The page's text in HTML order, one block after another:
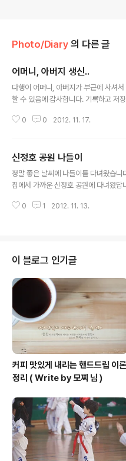
Photo/Diary 의 다른 글
어머니, 아버지 생신..
다행이 어머니, 아버지가 부근에 사셔서
할 수 있음에 감사합니다. 기록하고 저
다. 언젠간 더 없이 소중한 영상이 될것
0 0 2012. 11. 17.
신정호 공원 나들이
정말 좋은 날씨에 나들이를 다녀왔습니
집에서 가까운 신정호 공원에 다녀왔답
환이 되는 즐거운 시간이었습니다. 오랫
초입부부터 지나가는 터널에 옛 위인들
남겨져 있습니다. 엄마와 읽어내려가는
합니다. # 2 # 3 엄마와 얼굴 부비부비
저럴까요? ㅎㅎ # 4 초등학교 졸업식때
세를 하고 찍은 사진이 있었습니다. 왠
어 혼자 기분이 묘합니다. # 5 언제나 그
0 1 2012. 11. 13.
이 블로그 인기글
커피 맛있게 내리는 핸드드립 이론
정리 ( Write by 모찌 님 )